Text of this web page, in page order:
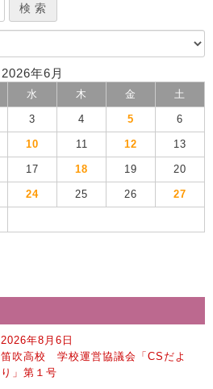
2026年6月
水 木 金 土
3 4 5 6
10 11 12 13
17 18 19 20
24 25 26 27
2026年8月6日
笛吹高校 学校運営協議会「CSだよ
り」第１号